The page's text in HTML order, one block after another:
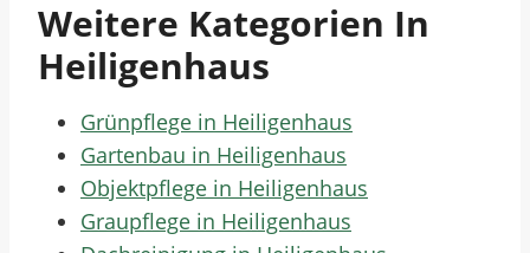
Weitere Kategorien In
Heiligenhaus
Grünpflege in Heiligenhaus
Gartenbau in Heiligenhaus
Objektpflege in Heiligenhaus
Graupflege in Heiligenhaus